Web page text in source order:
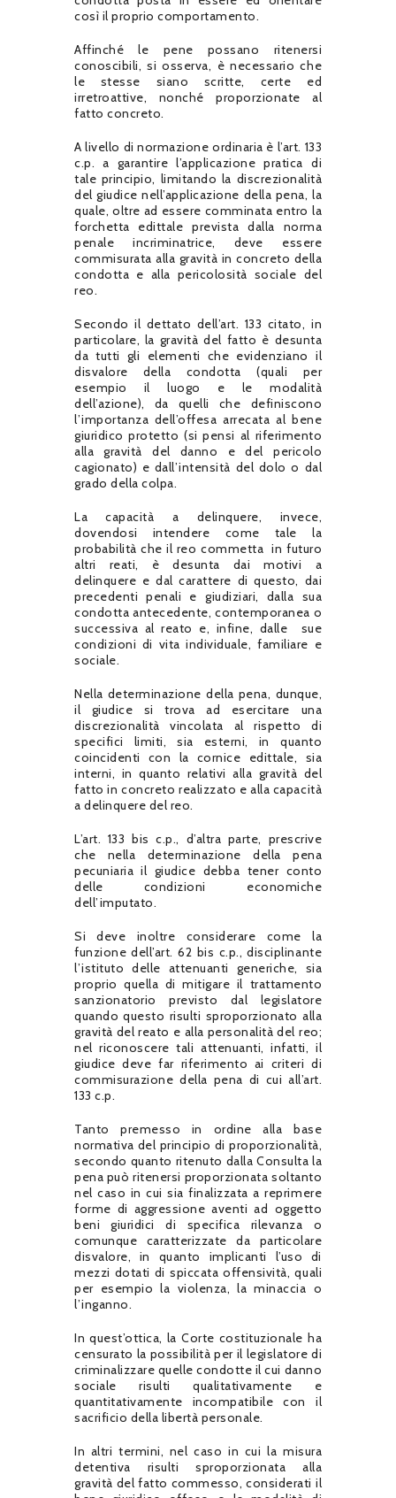
così il proprio comportamento.
Affinché le pene possano ritenersi
conoscibili, si osserva, è necessario che
le stesse siano scritte, certe ed
irretroattive, nonché proporzionate al
fatto concreto.
A livello di normazione ordinaria è l’art. 133
c.p. a garantire l’applicazione pratica di
tale principio, limitando la discrezionalità
del giudice nell’applicazione della pena, la
quale, oltre ad essere comminata entro la
forchetta edittale prevista dalla norma
penale incriminatrice, deve essere
commisurata alla gravità in concreto della
condotta e alla pericolosità sociale del
reo.
Secondo il dettato dell’art. 133 citato, in
particolare, la gravità del fatto è desunta
da tutti gli elementi che evidenziano il
disvalore della condotta (quali per
esempio il luogo e le modalità
dell’azione), da quelli che definiscono
l’importanza dell’offesa arrecata al bene
giuridico protetto (si pensi al riferimento
alla gravità del danno e del pericolo
cagionato) e dall’intensità del dolo o dal
grado della colpa.
La capacità a delinquere, invece,
dovendosi intendere come tale la
probabilità che il reo commetta in futuro
altri reati, è desunta dai motivi a
delinquere e dal carattere di questo, dai
precedenti penali e giudiziari, dalla sua
condotta antecedente, contemporanea o
successiva al reato e, infine, dalle
sue
condizioni di vita individuale, familiare e
sociale.
Nella determinazione della pena, dunque,
il giudice si trova ad esercitare una
discrezionalità vincolata al rispetto di
specifici limiti, sia esterni, in quanto
coincidenti con la cornice edittale, sia
interni, in quanto relativi alla gravità del
fatto in concreto realizzato e alla capacità
a delinquere del reo.
L’art. 133 bis c.p., d’altra parte, prescrive
che nella determinazione della pena
pecuniaria il giudice debba tener conto
delle condizioni economiche
dell’imputato.
Si deve inoltre considerare come la
funzione dell’art. 62 bis c.p., disciplinante
l’istituto delle attenuanti generiche, sia
proprio quella di mitigare il trattamento
sanzionatorio previsto dal legislatore
quando questo risulti sproporzionato alla
gravità del reato e alla personalità del reo;
nel riconoscere tali attenuanti, infatti, il
giudice deve far riferimento ai criteri di
commisurazione della pena di cui all’art.
133 c.p.
Tanto premesso in ordine alla base
normativa del principio di proporzionalità,
secondo quanto ritenuto dalla Consulta la
pena può ritenersi proporzionata soltanto
nel caso in cui sia finalizzata a reprimere
forme di aggressione aventi ad oggetto
beni giuridici di specifica rilevanza o
comunque caratterizzate da particolare
disvalore, in quanto implicanti l’uso di
mezzi dotati di spiccata offensività, quali
per esempio la violenza, la minaccia o
l’inganno.
In quest’ottica, la Corte costituzionale ha
censurato la possibilità per il legislatore di
criminalizzare quelle condotte il cui danno
sociale risulti qualitativamente e
quantitativamente incompatibile con il
sacrificio della libertà personale.
In altri termini, nel caso in cui la misura
detentiva risulti sproporzionata alla
gravità del fatto commesso, considerati il